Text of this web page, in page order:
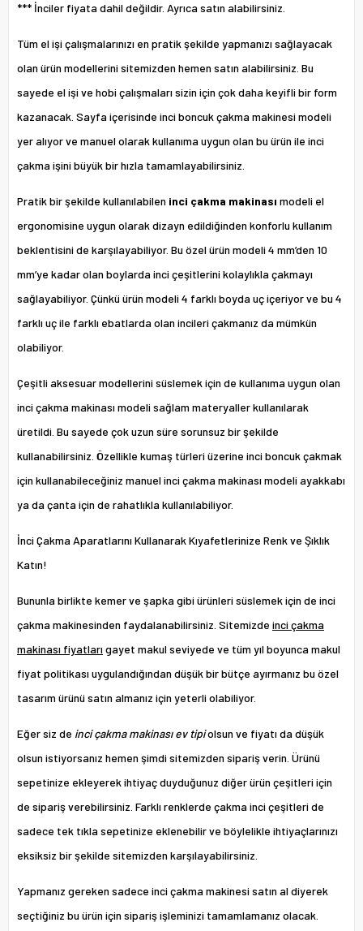
*** İnciler fiyata dahil değildir. Ayrıca satın alabilirsiniz.
Tüm el işi çalışmalarınızı en pratik şekilde yapmanızı sağlayacak
olan ürün modellerini sitemizden hemen satın alabilirsiniz. Bu
sayede el işi ve hobi çalışmaları sizin için çok daha keyifli bir form
kazanacak. Sayfa içerisinde inci boncuk çakma makinesi modeli
yer alıyor ve manuel olarak kullanıma uygun olan bu ürün ile inci
çakma işini büyük bir hızla tamamlayabilirsiniz.
Pratik bir şekilde kullanılabilen inci çakma makinası modeli el
ergonomisine uygun olarak dizayn edildiğinden konforlu kullanım
beklentisini de karşılayabiliyor. Bu özel ürün modeli 4 mm’den 10
mm’ye kadar olan boylarda inci çeşitlerini kolaylıkla çakmayı
sağlayabiliyor. Çünkü ürün modeli 4 farklı boyda uç içeriyor ve bu 4
farklı uç ile farklı ebatlarda olan incileri çakmanız da mümkün
olabiliyor.
Çeşitli aksesuar modellerini süslemek için de kullanıma uygun olan
inci çakma makinası modeli sağlam materyaller kullanılarak
üretildi. Bu sayede çok uzun süre sorunsuz bir şekilde
kullanabilirsiniz. Özellikle kumaş türleri üzerine inci boncuk çakmak
için kullanabileceğiniz manuel inci çakma makinası modeli ayakkabı
ya da çanta için de rahatlıkla kullanılabiliyor.
İnci Çakma Aparatlarını Kullanarak Kıyafetlerinize Renk ve Şıklık
Katın!
Bununla birlikte kemer ve şapka gibi ürünleri süslemek için de inci
çakma makinesinden faydalanabilirsiniz. Sitemizde inci çakma
makinası fiyatlarıgayet makul seviyede ve tüm yıl boyunca makul
fiyat politikası uygulandığından düşük bir bütçe ayırmanız bu özel
tasarım ürünü satın almanız için yeterli olabiliyor.
Eğer siz de inci çakma makinası ev tipiolsun ve fiyatı da düşük
olsun istiyorsanız hemen şimdi sitemizden sipariş verin. Ürünü
sepetinize ekleyerek ihtiyaç duyduğunuz diğer ürün çeşitleri için
de sipariş verebilirsiniz. Farklı renklerde çakma inci çeşitleri de
sadece tek tıkla sepetinize eklenebilir ve böylelikle ihtiyaçlarınızı
eksiksiz bir şekilde sitemizden karşılayabilirsiniz.
Yapmanız gereken sadece inci çakma makinesi satın al diyerek
seçtiğiniz bu ürün için sipariş işleminizi tamamlamanız olacak.